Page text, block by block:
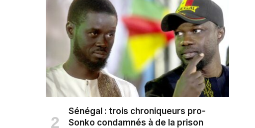
Sénégal : trois chroniqueurs pro-
Sonko condamnés à de la prison